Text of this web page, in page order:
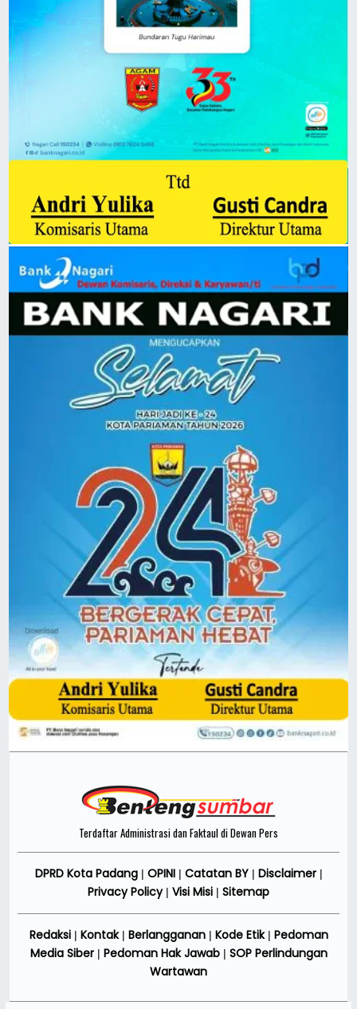
Terdaftar Administrasi dan Faktaul di Dewan Pers
DPRD Kota Padang| OPINI Catatan BY| Disclaimer|
Privacy Policy| Visi Misi Sitemap
Redaksi| Kontak| Berlangganan| Kode Etik| Pedoman
Media Siber| Pedoman Hak Jawab| SOP Perlindungan
Wartawan